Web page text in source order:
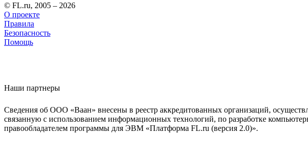
© FL.ru, 2005 – 2026
О проекте
Правила
Безопасность
Помощь
Наши партнеры
Сведения об ООО «Ваан» внесены в реестр аккредитованных организаций,
связанную с использованием информационных технологий, по разработке
правообладателем программы для ЭВМ «Платформа FL.ru (версия 2.0)».